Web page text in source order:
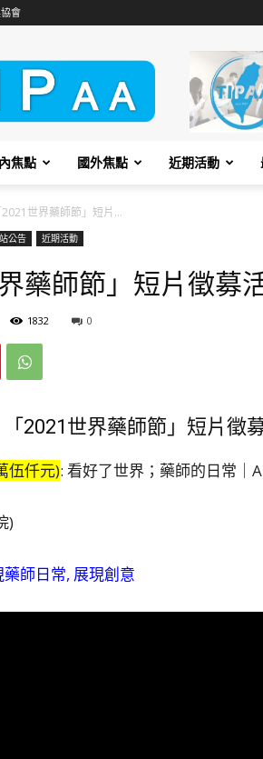
會
TIPAA
焦點 國外焦點 近期活動
2021世界藥師節」短片...
公告 近期活動
界藥師節」短片徵募
1832 0
「2021世界藥師節」短片徵
伍仟元): 看好了世界；藥師的日常
)
師日常, 展現創意